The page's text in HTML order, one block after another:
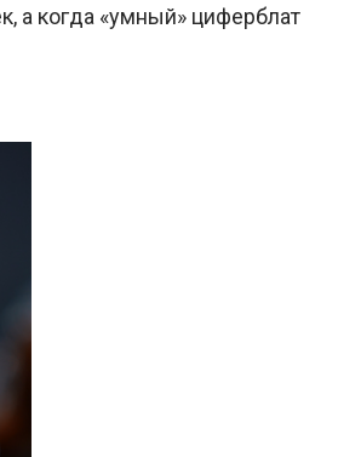
а когда «умный» циферблат